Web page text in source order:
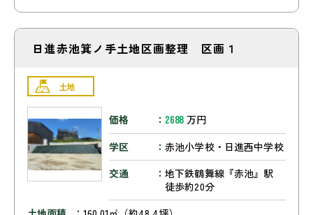
日進赤池箕ノ手土地区画整理 区画１
土地
価格 2688 万円
学区
赤池小学校・日進西中学校
交通
地下鉄鶴舞線『赤池』駅
徒歩約20分